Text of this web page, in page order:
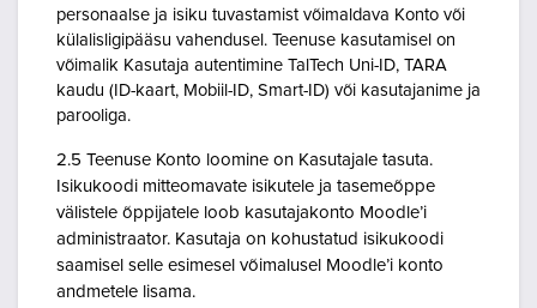
personaalse ja isiku tuvastamist võimaldava Konto või
külalisligipääsu vahendusel. Teenuse kasutamisel on
võimalik Kasutaja autentimine TalTech Uni-ID, TARA
kaudu (ID-kaart, Mobiil-ID, Smart-ID) või kasutajanime ja
parooliga.
2.5 Teenuse Konto loomine on Kasutajale tasuta.
Isikukoodi mitteomavate isikutele ja tasemeõppe
välistele õppijatele loob kasutajakonto Moodle’i
administraator. Kasutaja on kohustatud isikukoodi
saamisel selle esimesel võimalusel Moodle’i konto
andmetele lisama.